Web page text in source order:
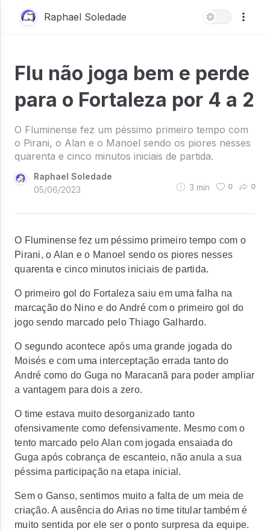
Raphael Soledade
Flu não joga bem e perde
para o Fortaleza por 4 a 2
O Fluminense fez um péssimo primeiro tempo com
o Pirani, o Alan e o Manoel sendo os piores nesses
quarenta e cinco minutos iniciais de partida.
Raphael Soledade
05/06/2023
3 min 0 0
O Fluminense fez um péssimo primeiro tempo com o
Pirani, o Alan e o Manoel sendo os piores nesses
quarenta e cinco minutos iniciais de partida.
O primeiro gol do Fortaleza saiu em uma falha na
marcação do Nino e do André com o primeiro gol do
jogo sendo marcado pelo Thiago Galhardo.
O segundo acontece após uma grande jogada do
Moisés e com uma interceptação errada tanto do
André como do Guga no Maracanã para poder ampliar
a vantagem para dois a zero.
O time estava muito desorganizado tanto
ofensivamente como defensivamente. Mesmo com o
tento marcado pelo Alan com jogada ensaiada do
Guga após cobrança de escanteio, não anula a sua
péssima participação na etapa inicial.
Sem o Ganso, sentimos muito a falta de um meia de
criação. A ausência do Arias no time titular também é
muito sentida por ele ser o ponto surpresa da equipe.